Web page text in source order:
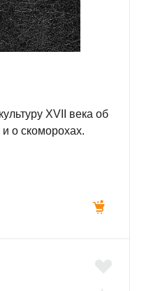
XVII века об
о скоморохах.